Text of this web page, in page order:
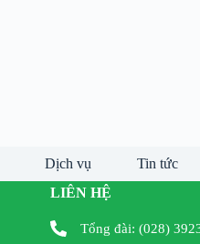
Dịch vụ Tin tức
LIÊN HỆ
Tổng đài: (028)